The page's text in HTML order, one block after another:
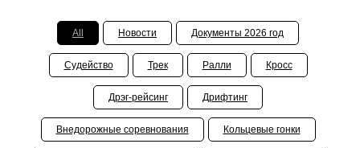
All Новости Документы 2026 год
Судейство Трек Ралли Кросс
Дрэг-рейсинг Дрифтинг
Внедорожные соревнования Кольцевые гонки